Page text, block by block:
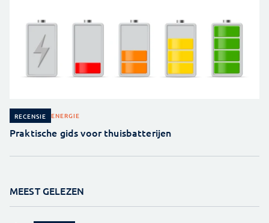
RECENSIE ENERGIE
Praktische gids voor thuisbatterijen
MEEST GELEZEN